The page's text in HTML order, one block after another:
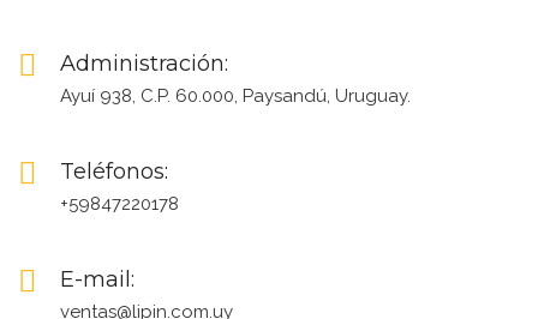
Administración:
Ayuí 938, C.P. 60.000, Paysandú, Uruguay.
Teléfonos:
+59847220178
E-mail:
ventas@lipin.com.uy